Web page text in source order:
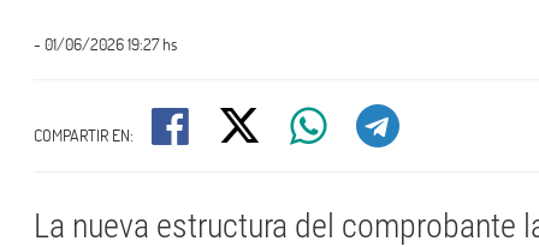
- 01/06/2026 19:27 hs
COMPARTIR EN:
La nueva estructura del comprobante